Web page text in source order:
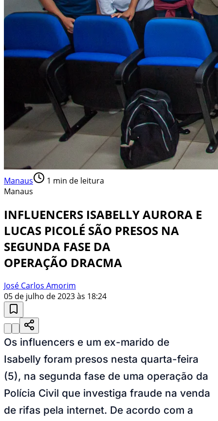
Manaus 1 min de leitura
Manaus
INFLUENCERS ISABELLY AURORA E
LUCAS PICOLÉ SÃO PRESOS NA
SEGUNDA FASE DA
OPERAÇÃO DRACMA
José Carlos Amorim
05 de julho de 2023 às 18:24
Os influencers e um ex-marido de
Isabelly foram presos nesta quarta-feira
(5), na segunda fase de uma operação da
Polícia Civil que investiga fraude na venda
de rifas pela internet. De acordo com a